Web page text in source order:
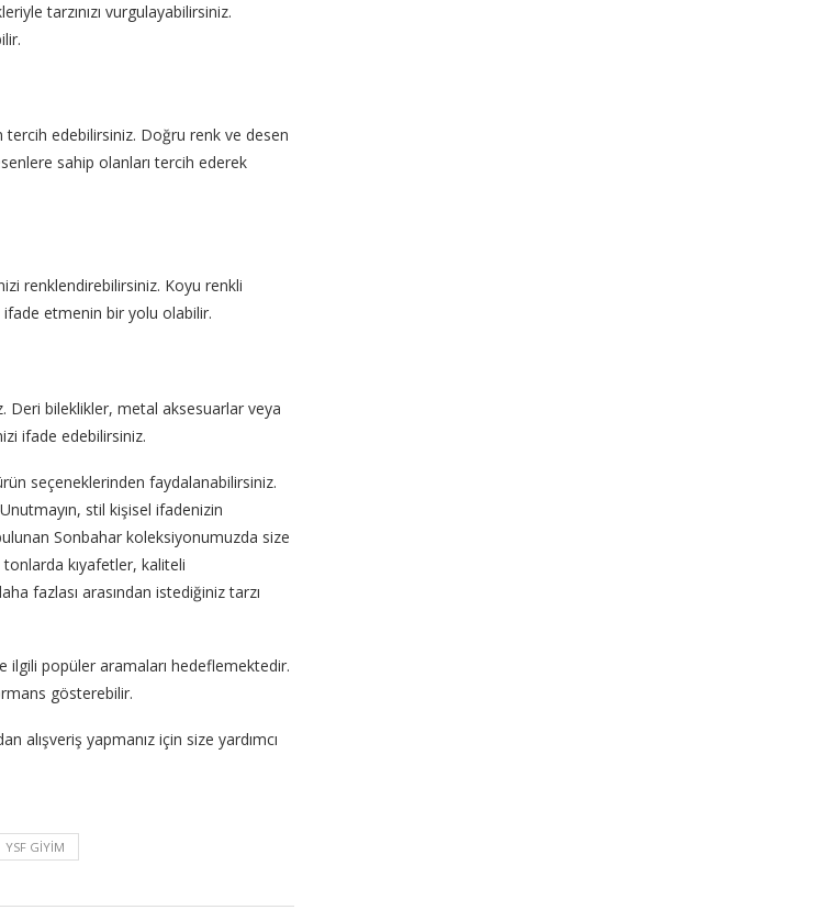
tarzınızı vurgulayabilirsiniz.
tercih edebilirsiniz. Doğru renk ve desen
sahip olanları tercih ederek
renklendirebilirsiniz. Koyu renkli
ifade etmenin bir yolu olabilir.
bileklikler, metal aksesuarlar veya
ifade edebilirsiniz.
seçeneklerinden faydalanabilirsiniz.
stil kişisel ifadenizin
Sonbahar koleksiyonumuzda size
kıyafetler, kaliteli
fazlası arasından istediğiniz tarzı
ilgili popüler aramaları hedeflemektedir.
gösterebilir.
alışveriş yapmanız için size yardımcı
YSF GIYIM